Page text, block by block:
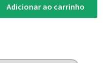
Adicionar ao carrinho